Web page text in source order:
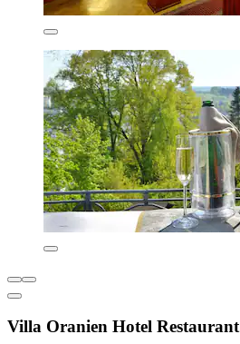
Villa Oranien Hotel Restaurant